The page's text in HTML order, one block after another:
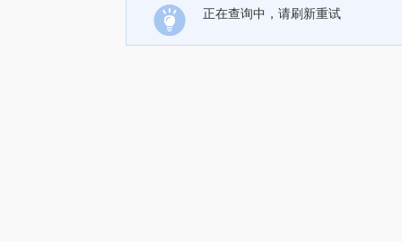
正在查询中，请刷新重试